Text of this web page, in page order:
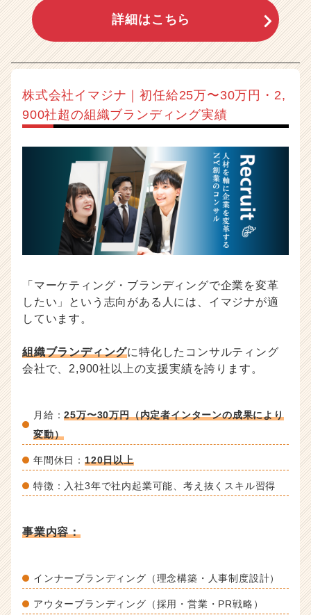
詳細はこちら
株式会社イマジナ｜初任給25万〜30万円・2,
900社超の組織ブランディング実績
「マーケティング・ブランディングで企業を変革
したい」という志向がある人には、イマジナが適
しています。
組織ブランディングに特化したコンサルティング
会社で、2,900社以上の支援実績を誇ります。
月給：25万〜30万円（内定者インターンの成果により
変動）
年間休日： 120日以上
特徴：入社3年で社内起業可能、考え抜くスキル習得
事業内容：
インナーブランディング（理念構築・人事制度設計）
アウターブランディング（採用・営業・PR戦略）